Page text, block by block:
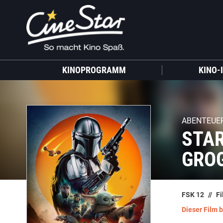
KINOPROGRAMM KINO-
FSK 12
Dieser Film